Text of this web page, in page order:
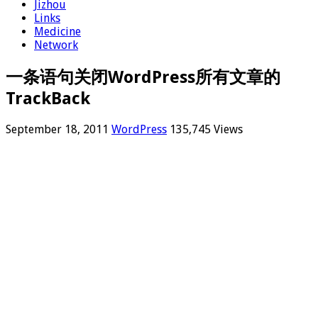
Jizhou
Links
Medicine
Network
一条语句关闭WordPress所有文章的
TrackBack
September 18, 2011 WordPress 135,745 Views